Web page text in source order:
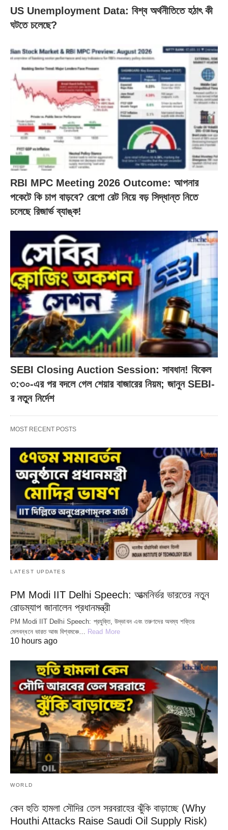
US Unemployment Data: বিশ্ব অর্থনীতিতে হঠাৎ কী
ঘটতে চলেছে?
RBI MPC Meeting 2026 Outcome: আপনার
পকেটে কি চাপ বাড়বে? রেপো রেট নিয়ে বড় সিদ্ধান্ত নিতে
চলেছে রিজার্ভ ব্যাঙ্ক!
SEBI Closing Auction Session: সাবধান! বিকেল
৩:৩০-এর পর বদলে গেল শেয়ার বাজারের নিয়ম; জানুন SEBI-
র নতুন নির্দেশ
MOST RECENT POSTS
LATEST UPDATES
PM Modi IIT Delhi Speech: আত্মনির্ভর ভারতের নতুন
রোডম্যাপ জানালেন প্রধানমন্ত্রী
PM Modi IIT Delhi Speech: প্রযুক্তি, উদ্ভাবন এবং তরুণদের অদম্য শক্তির
মেলবন্ধনে ভারত আজ বিশ্বমঞ্চে… Read More
10 hours ago
WORLD
কেন হুতি হামলা সৌদির তেল সরবরাহের ঝুঁকি বাড়াচ্ছে (Why
Houthi Attacks Raise Saudi Oil Supply Risk)